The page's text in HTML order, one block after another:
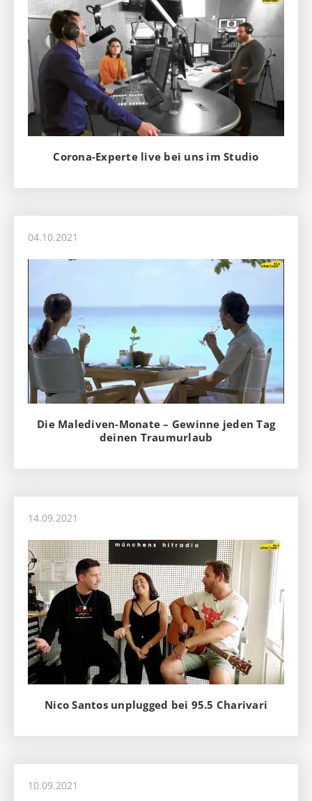
Corona-Experte live bei uns im Studio
04.10.2021
Die Malediven-Monate – Gewinne jeden Tag
deinen Traumurlaub
14.09.2021
Nico Santos unplugged bei 95.5 Charivari
10.09.2021